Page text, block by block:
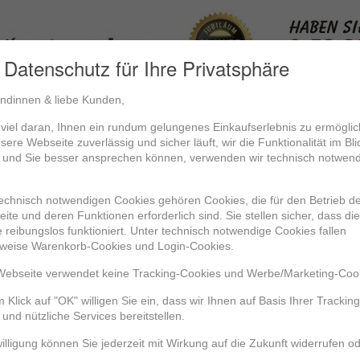
für Ihre Privatsphäre
& liebe Kunden,
daran, Ihnen ein rundum gelungenes Einkaufserlebnis zu
Webseite zuverlässig und sicher läuft, wir die Funktionalität im
Sie besser ansprechen können, verwenden wir technisch
notwendigen Cookies gehören Cookies, die für den Betrieb
und deren Funktionen erforderlich sind. Sie stellen sicher, dass die
reibungslos funktioniert. Unter technisch notwendige Cookies fallen
Warenkorb-Cookies und Login-Cookies.
verwendet keine Tracking-Cookies und Werbe/Marketing-
Klick auf "OK" willigen Sie ein, dass wir Ihnen auf Basis Ihrer
nützliche Services bereitstellen.
können Sie jederzeit mit Wirkung auf die Zukunft widerrufen
Anmelden Kontakt Ausstellungsmobile